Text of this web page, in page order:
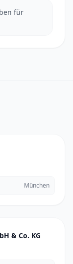
für
München
& Co. KG